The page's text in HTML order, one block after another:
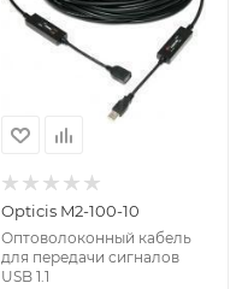
Opticis M2-100-10
Оптоволоконный кабель
для передачи сигналов
USB 1.1